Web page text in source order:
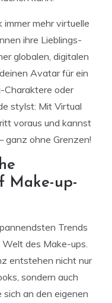
mehr virtuelle
ihre Lieblings-
globalen, digitalen
Avatar für ein
Charaktere oder
stylst: Mit Virtual
voraus und kannst
ganz ohne Grenzen!
Make-up-
Trends
des Make-ups.
entstehen nicht nur
sondern auch
an den eigenen